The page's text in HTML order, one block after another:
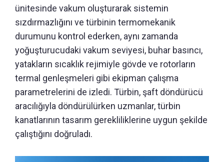
ünitesinde vakum oluşturarak sistemin
sızdırmazlığını ve türbinin termomekanik
durumunu kontrol ederken, aynı zamanda
yoğuşturucudaki vakum seviyesi, buhar basıncı,
yatakların sıcaklık rejimiyle gövde ve rotorların
termal genleşmeleri gibi ekipman çalışma
parametrelerini de izledi. Türbin, şaft döndürücü
aracılığıyla döndürülürken uzmanlar, türbin
kanatlarının tasarım gerekliliklerine uygun şekilde
çalıştığını doğruladı.